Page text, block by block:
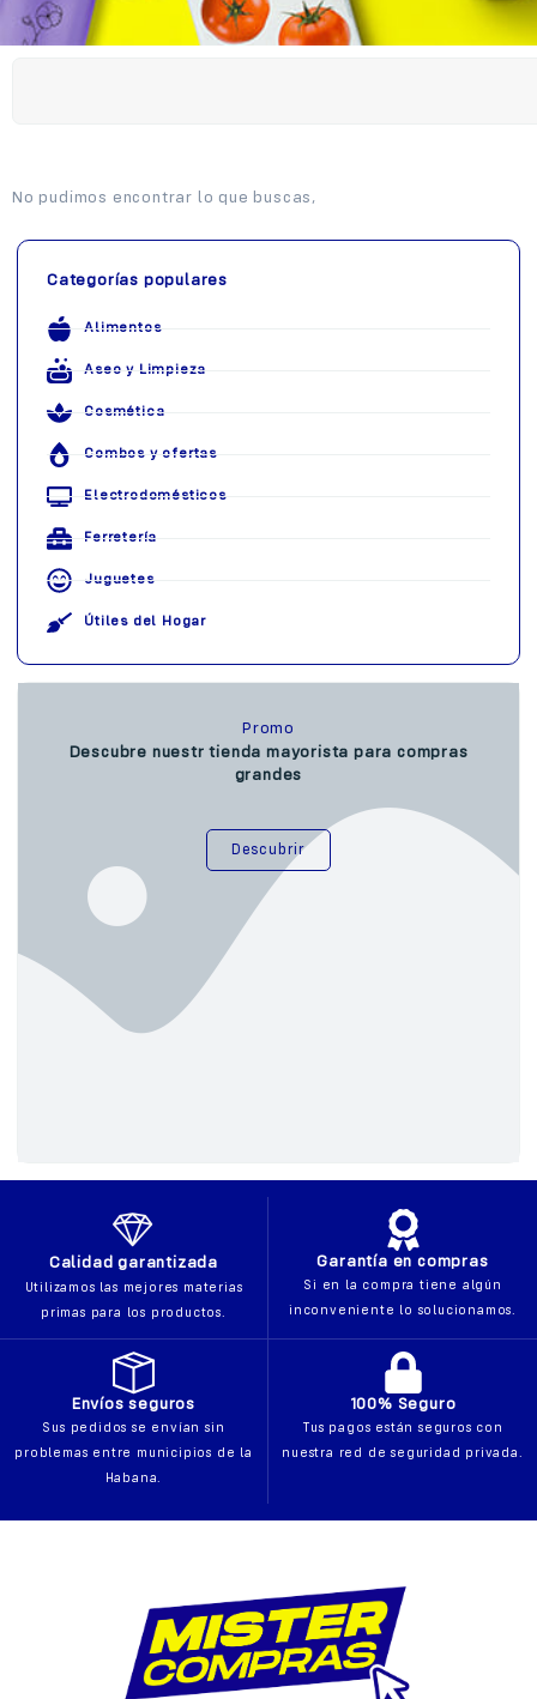
Categorías populares
Alimentos
Aseo y Limpieza
Cosmética
Combos y ofertas
Electrodomésticos
Ferretería
Juguetes
Útiles del Hogar
Promo
Descubre nuestr tienda mayorista para compras
grandes
Descubrir
No pudimos encontrar lo que buscas,
Calidad garantizada
Utilizamos las mejores materias
primas para los productos.
Garantía en compras
Si en la compra tiene algún
inconveniente lo solucionamos.
Envíos seguros
Sus pedidos se envían sin
problemas entre municipios de la
Habana.
100% Seguro
Tus pagos están seguros con
nuestra red de seguridad privada.